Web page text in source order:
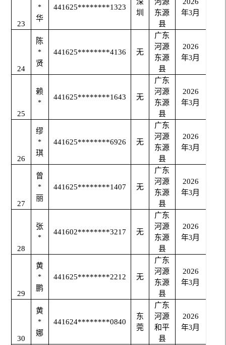
23
*
华
441625********1323
圳
东源
县
年3月
24
陈
*
贤
441625********4136 无
广东
河源
东源
县
2026
年3月
25
赖
*
441625********1643 无
广东
河源
东源
县
2026
年3月
26
缪
*
琪
441625********6926 无
广东
河源
东源
县
2026
年3月
27
曾
*
丽
441625********1407 无
广东
河源
东源
县
2026
年3月
28
张
*
441602********3217 无
广东
河源
东源
县
2026
年3月
29
黄
*
鹏
441625********2212 无
广东
河源
东源
县
2026
年3月
30
黄
*
娜
441624********0840
东
莞
广东
河源
和平
县
2026
年3月